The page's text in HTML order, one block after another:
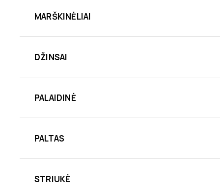
MARŠKINĖLIAI
DŽINSAI
PALAIDINĖ
PALTAS
STRIUKĖ